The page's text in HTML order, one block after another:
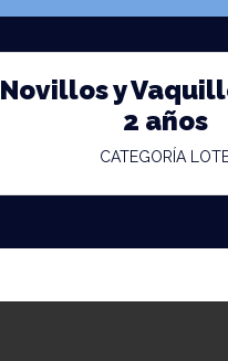
Novillos y
2 años
CATEGORÍA